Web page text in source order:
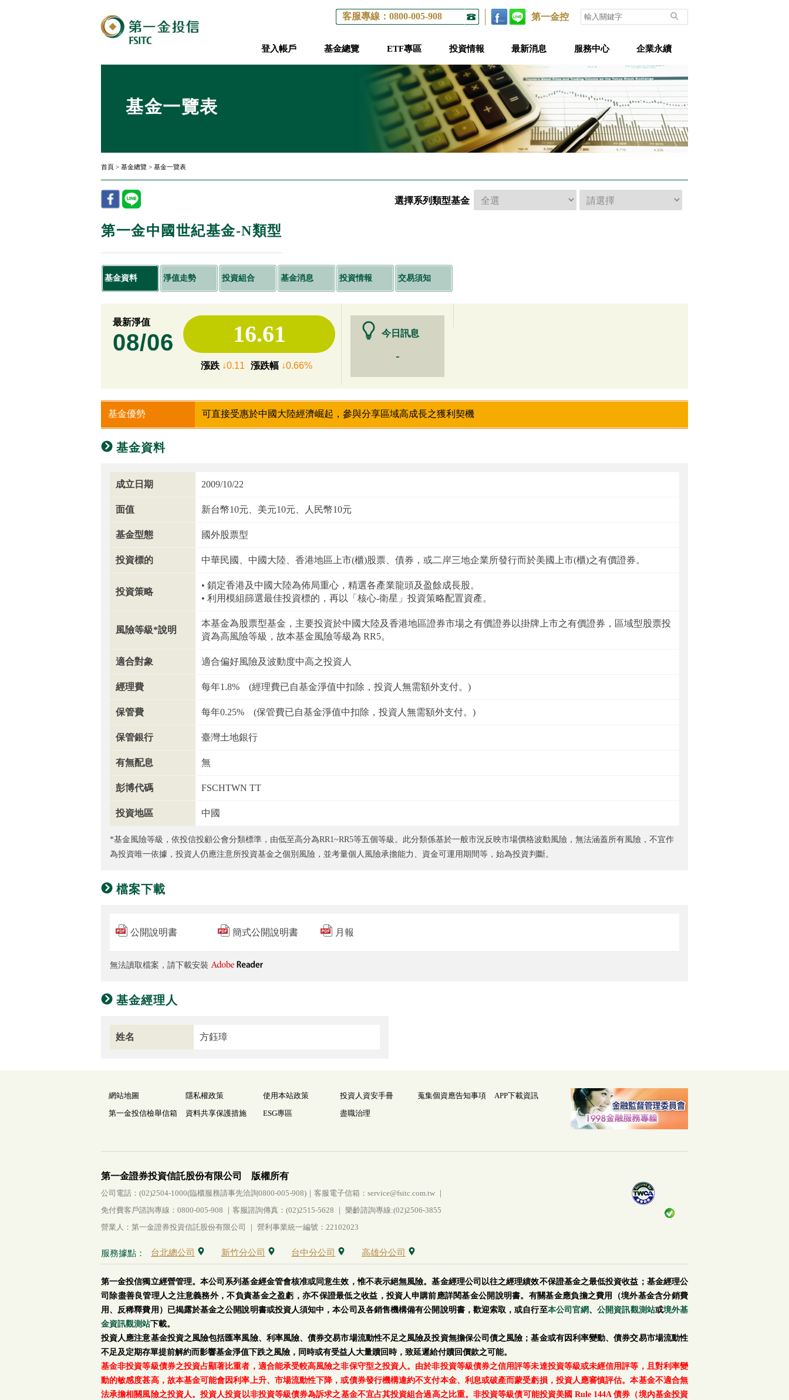
第一金控
客服專線：0800-005-908
登入帳戶 基金總覽 ETF專區 投資情報 最新消息 服務中心 企業永續
基金一覽表
首頁 > 基金總覽 > 基金一覽表
選擇系列類型基金
第一金中國世紀基金-N類型
基金資料 淨值走勢 投資組合 基金消息 投資情報 交易須知
最新淨值
08/06 16.61
漲跌↓0.11 漲跌幅↓0.66%
今日訊息
-
基金優勢 可直接受惠於中國大陸經濟崛起，參與分享區域高成長之獲利契機
基金資料
成立日期 2009/10/22
面值 新台幣10元、美元10元、人民幣10元
基金型態 國外股票型
投資標的 中華民國、中國大陸、香港地區上市(櫃)股票、債券，或二岸三地企業所發行而於美國上市(櫃)之有價證券。
投資策略
鎖定香港及中國大陸為佈局重心，精選各產業龍頭及盈餘成長股。
利用模組篩選最佳投資標的，再以「核心-衛星」投資策略配置資產。
風險等級*說明
本基金為股票型基金，主要投資於中國大陸及香港地區證券市場之有價證券以掛牌上市之有價證券，區域型股票投
資為高風險等級，故本基金風險等級為 RR5。
適合對象 適合偏好風險及波動度中高之投資人
經理費 每年1.8% (經理費已自基金淨值中扣除，投資人無需額外支付。)
保管費 每年0.25% (保管費已自基金淨值中扣除，投資人無需額外支付。)
保管銀行 臺灣土地銀行
有無配息 無
彭博代碼 FSCHTWN TT
投資地區 中國
*基金風險等級，依投信投顧公會分類標準，由低至高分為RR1~RR5等五個等級。此分類係基於一般市況反映市場價格波動風險，無法涵蓋所有風險，不宜作
為投資唯一依據，投資人仍應注意所投資基金之個別風險，並考量個人風險承擔能力、資金可運用期間等，始為投資判斷。
檔案下載
公開說明書 簡式公開說明書 月報
無法讀取檔案，請下載安裝
基金經理人
姓名 方鈺璋
網站地圖 隱私權政策 使用本站政策 投資人資安手冊 蒐集個資應告知事項
APP下載資訊
第一金投信檢舉信箱
資料共享保護措施 ESG專區 盡職治理
第一金證券投資信託股份有限公司 版權所有
公司電話：(02)2504-1000(臨櫃服務請事先洽詢0800-005-908)｜客服電子信箱：service@fsitc.com.tw ｜
免付費客戶諮詢專線：0800-005-908 ｜客服諮詢傳真：(02)2515-5628 ｜ 樂齡諮詢專線:(02)2506-3855
營業人：第一金證券投資信託股份有限公司 ｜ 營利事業統一編號：22102023
服務據點： 台北總公司 新竹分公司 台中分公司 高雄分公司
第一金投信獨立經營管理。本公司系列基金經金管會核准或同意生效，惟不表示絕無風險。基金經理公司以往之經理績效不保證基金之最低投資收益；基金經理公
司除盡善良管理人之注意義務外，不負責基金之盈虧，亦不保證最低之收益，投資人申購前應詳閱基金公開說明書。有關基金應負擔之費用（境外基金含分銷費
用、反稀釋費用）已揭露於基金之公開說明書或投資人須知中，本公司及各銷售機構備有公開說明書，歡迎索取，或自行至本公司官網、公開資訊觀測站或境外基
金資訊觀測站下載。
投資人應注意基金投資之風險包括匯率風險、利率風險、債券交易市場流動性不足之風險及投資無擔保公司債之風險；基金或有因利率變動、債券交易市場流動性
不足及定期存單提前解約而影響基金淨值下跌之風險，同時或有受益人大量贖回時，致延遲給付贖回價款之可能。
基金非投資等級債券之投資占顯著比重者，適合能承受較高風險之非保守型之投資人。由於非投資等級債券之信用評等未達投資等級或未經信用評等，且對利率變
動的敏感度甚高，故本基金可能會因利率上升、市場流動性下降，或債券發行機構違約不支付本金、利息或破產而蒙受虧損，投資人應審慎評估。本基金不適合無
法承擔相關風險之投資人。投資人投資以非投資等級債券為訴求之基金不宜占其投資組合過高之比重。非投資等級債可能投資美國 Rule 144A 債券（境內基金投資